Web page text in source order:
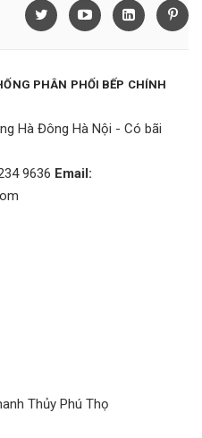
PHÂN PHỐI BẾP CHÍNH
Hà Đông Hà Nội - Có bãi
9636 Email:
Thủy Phú Thọ